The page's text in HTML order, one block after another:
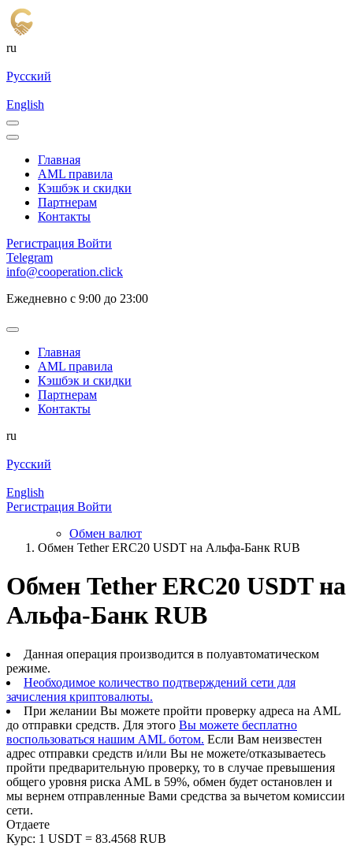
ru
Русский
English
Главная
AML правила
Кэшбэк и cкидки
Партнерам
Контакты
Регистрация Войти
Telegram
info@cooperation.click
Ежедневно с 9:00 до 23:00
Главная
AML правила
Кэшбэк и cкидки
Партнерам
Контакты
ru
Русский
English
Регистрация Войти
Обмен валют
Обмен Tether ERC20 USDT на Альфа-Банк RUB
Обмен Tether ERC20 USDT на
Альфа-Банк RUB
Данная операция производится в полуавтоматическом
режиме.
Необходимое количество подтверждений сети для
зачисления криптовалюты.
При желании Вы можете пройти проверку адреса на AML
до отправки средств. Для этого Вы можете бесплатно
воспользоваться нашим AML ботом. Если Вам неизвестен
адрес отправки средств и/или Вы не можете/отказываетесь
пройти предварительную проверку, то в случае превышения
общего уровня риска AML в 59%, обмен будет остановлен и
мы вернем отправленные Вами средства за вычетом комиссии
сети.
Отдаете
Курс: 1 USDT = 83.4568 RUB